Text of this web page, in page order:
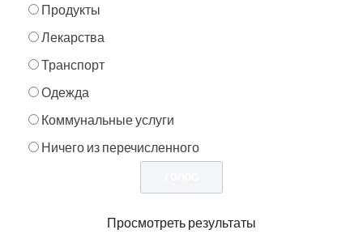
Продукты
Лекарства
Транспорт
Одежда
Коммунальные услуги
Ничего из перечисленного
Просмотреть результаты